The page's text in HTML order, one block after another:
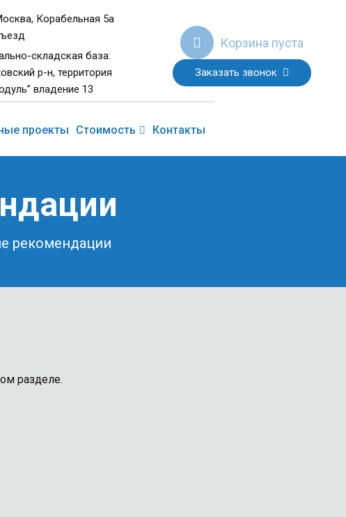
Корабельная 5а
складская база:
р-н, территория
владение 13
Корзина пуста
Заказать звонок
проекты Стоимость Контакты
рекомендации
разделе.
систем вентиляции
компьютерной
на герметичность
вентиляционной сети